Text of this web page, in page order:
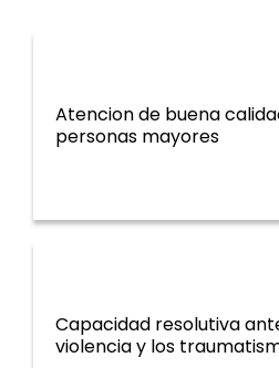
Atencion de buena
personas mayores
Sistemas y servicios de
Capacidad resolutiva
violencia y los
ENT y factores de
violencia y